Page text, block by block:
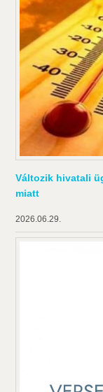
Változik hivatali
miatt
2026.06.29.